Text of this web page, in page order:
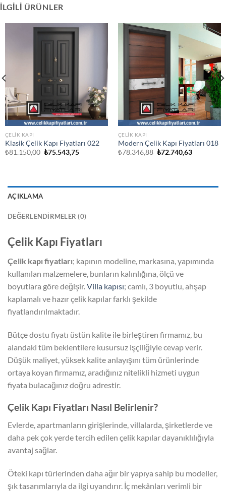
İLGILI ÜRÜNLER
ÇELIK KAPI
Klasik Çelik Kapı Fiyatları 022
₺81.150,00 Orijinal
₺75.543,75Şu
ÇELIK KAPI
Modern Çelik Kapı Fiyatları 018
₺78.346,88 Orijinal
₺72.740,63Şu
AÇIKLAMA
DEĞERLENDIRMELER (0)
Çelik Kapı Fiyatları
Çelik kapı fiyatları; kapının modeline, markasına, yapımında
kullanılan malzemelere, bunların kalınlığına, ölçü ve
boyutlara göre değişir.Villa kapısı; camlı, 3 boyutlu, ahşap
kaplamalı ve hazır çelik kapılar farklı şekilde
fiyatlandırılmaktadır.
Bütçe dostu fiyatı üstün kalite ile birleştiren firmamız, bu
alandaki tüm beklentilere kusursuz işçiliğiyle cevap verir.
Düşük maliyet, yüksek kalite anlayışını tüm ürünlerinde
ortaya koyan firmamız, aradığınız nitelikli hizmeti uygun
fiyata bulacağınız doğru adrestir.
Çelik Kapı Fiyatları Nasıl Belirlenir?
Evlerde, apartmanların girişlerinde, villalarda, şirketlerde ve
daha pek çok yerde tercih edilen çelik kapılar dayanıklılığıyla
avantaj sağlar.
Öteki kapı türlerinden daha ağır bir yapıya sahip bu modeller,
şık tasarımlarıyla da ilgi uyandırır. İç mekânları verimli bir